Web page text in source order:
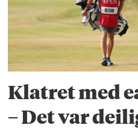
Klatret med
– Det var